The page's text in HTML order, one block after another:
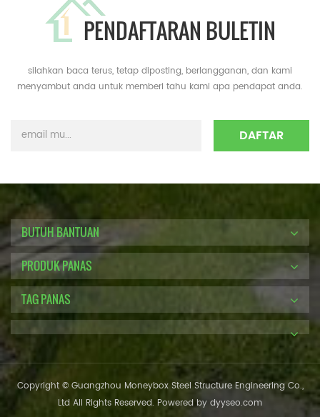
PENDAFTARAN BULETIN
silahkan baca terus, tetap diposting, berlangganan, dan kami
menyambut anda untuk memberi tahu kami apa pendapat anda.
BUTUH BANTUAN
PRODUK PANAS
TAG PANAS
Copyright © Guangzhou Moneybox Steel Structure Engineering Co.,
Ltd All Rights Reserved. Powered by dyyseo.com